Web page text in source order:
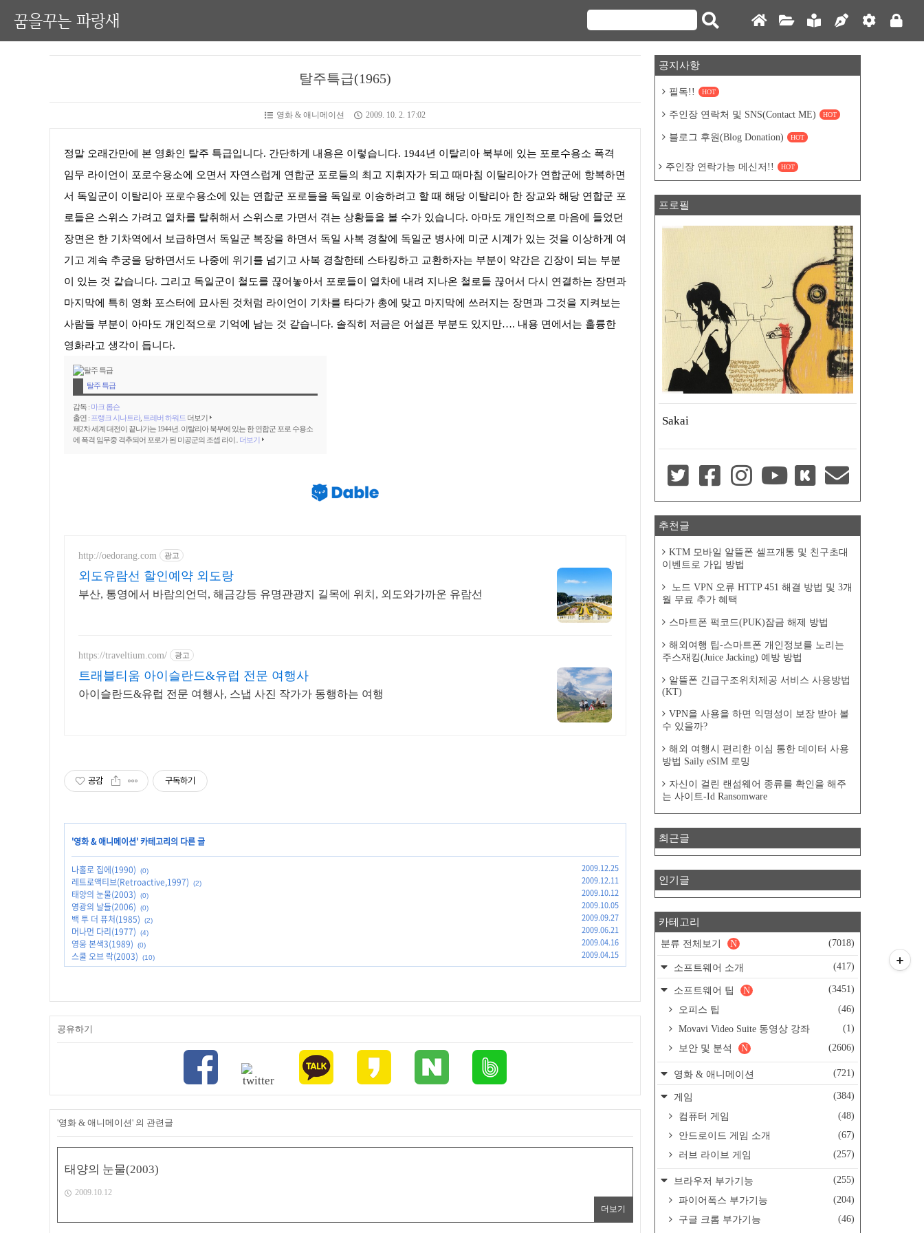
꿈을꾸는 파랑새
탈주특급(1965)
영화 & 애니메이션 2009. 10. 2. 17:02
정말 오래간만에 본 영화인 탈주 특급입니다. 간단하게 내용은 이렇습니다. 1944년 이탈리아 북부에 있는 포로수용소 폭격
임무 라이언이 포로수용소에 오면서 자연스럽게 연합군 포로들의 최고 지휘자가 되고 때마침 이탈리아가 연합군에 항복하면
서 독일군이 이탈리아 포로수용소에 있는 연합군 포로들을 독일로 이송하려고 할 때 해당 이탈리아 한 장교와 해당 연합군 포
로들은 스위스 가려고 열차를 탈취해서 스위스로 가면서 겪는 상황들을 볼 수가 있습니다. 아마도 개인적으로 마음에 들었던
장면은 한 기차역에서 보급하면서 독일군 복장을 하면서 독일 사복 경찰에 독일군 병사에 미군 시계가 있는 것을 이상하게 여
기고 계속 추궁을 당하면서도 나중에 위기를 넘기고 사복 경찰한테 스타킹하고 교환하자는 부분이 약간은 긴장이 되는 부분
이 있는 것 같습니다. 그리고 독일군이 철도를 끊어놓아서 포로들이 열차에 내려 지나온 철로들 끊어서 다시 연결하는 장면과
마지막에 특히 영화 포스터에 묘사된 것처럼 라이언이 기차를 타다가 총에 맞고 마지막에 쓰러지는 장면과 그것을 지켜보는
사람들 부분이 아마도 개인적으로 기억에 남는 것 같습니다. 솔직히 저금은 어설픈 부분도 있지만…. 내용 면에서는 훌륭한
영화라고 생각이 듭니다.
탈주 특급
감독 : 마크 롭슨
출연 : 프랭크 시나트라, 트레버 하워드 더보기
제2차 세계 대전이 끝나가는 1944년. 이탈리아 북부에 있는 한 연합군 포로 수용소
에 폭격 임무중 격추되어 포로가 된 미공군의 조셉 라이.. 더보기
http://oedorang.com 광고
외도유람선 할인예약 외도랑
부산, 통영에서 바람의언덕, 해금강등 유명관광지 길목에 위치, 외도와가까운 유람선
https://traveltium.com/ 광고
트래블티움 아이슬란드&유럽 전문 여행사
아이슬란드&유럽 전문 여행사, 스냅 사진 작가가 동행하는 여행
공감 구독하기
'영화 & 애니메이션' 카테고리의 다른 글
나홀로 집에(1990) (0) 2009.12.25
레트로액티브(Retroactive,1997) (2) 2009.12.11
태양의 눈물(2003) (0) 2009.10.12
영광의 날들(2006) (0) 2009.10.05
백 투 더 퓨처(1985) (2) 2009.09.27
머나먼 다리(1977) (4) 2009.06.21
영웅 본색3(1989) (0) 2009.04.16
스쿨 오브 락(2003) (10) 2009.04.15
공유하기
'영화 & 애니메이션' 의 관련글
태양의 눈물(2003)
2009.10.12
더보기
공지사항
필독!! HOT
주인장 연락처 및 SNS(Contact ME) HOT
블로그 후원(Blog Donation) HOT
주인장 연락가능 메신저!! HOT
프로필
Sakai
추천글
KTM 모바일 알뜰폰 셀프개통 및 친구초대
이벤트로 가입 방법
노드 VPN 오류 HTTP 451 해결 방법 및 3개
월 무료 추가 혜택
스마트폰 퍽코드(PUK)잠금 해제 방법
해외여행 팁-스마트폰 개인정보를 노리는
주스재킹(Juice Jacking) 예방 방법
알뜰폰 긴급구조위치제공 서비스 사용방법
(KT)
VPN을 사용을 하면 익명성이 보장 받아 볼
수 있을까?
해외 여행시 편리한 이심 통한 데이터 사용
방법 Saily eSIM 로밍
자신이 걸린 랜섬웨어 종류를 확인을 해주
는 사이트-Id Ransomware
최근글
인기글
카테고리
분류 전체보기 (7018)
N
소프트웨어 소개 (417)
소프트웨어 팁 (3451)
N
오피스 팁
(46)
Movavi Video Suite 동영상 강좌
(1)
보안 및 분석
(2606)
N
영화 & 애니메이션 (721)
게임
(384)
컴퓨터 게임
(48)
안드로이드 게임 소개
(67)
러브 라이브 게임
(257)
브라우저 부가기능
(255)
파이어폭스 부가기능
(204)
구글 크롬 부가기능
(46)